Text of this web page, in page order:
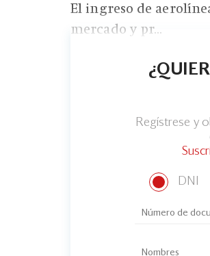
El ingreso de
mercado y pr...
Regístrese y
DNI